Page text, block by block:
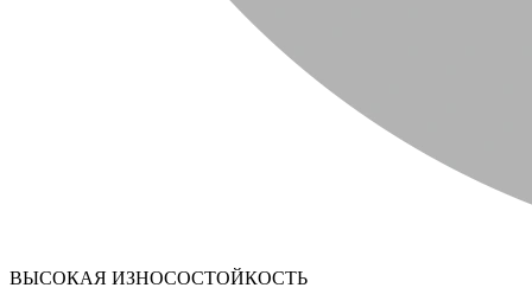
ВЫСОКАЯ ИЗНОСОСТОЙКОСТЬ